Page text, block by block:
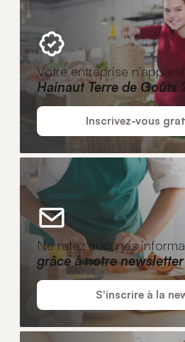
Votre entreprise
Hainaut Terre de Goûts
Inscrivez-vous
Ne ratez aucunes
grâce à notre newsletter
S'inscrire à la